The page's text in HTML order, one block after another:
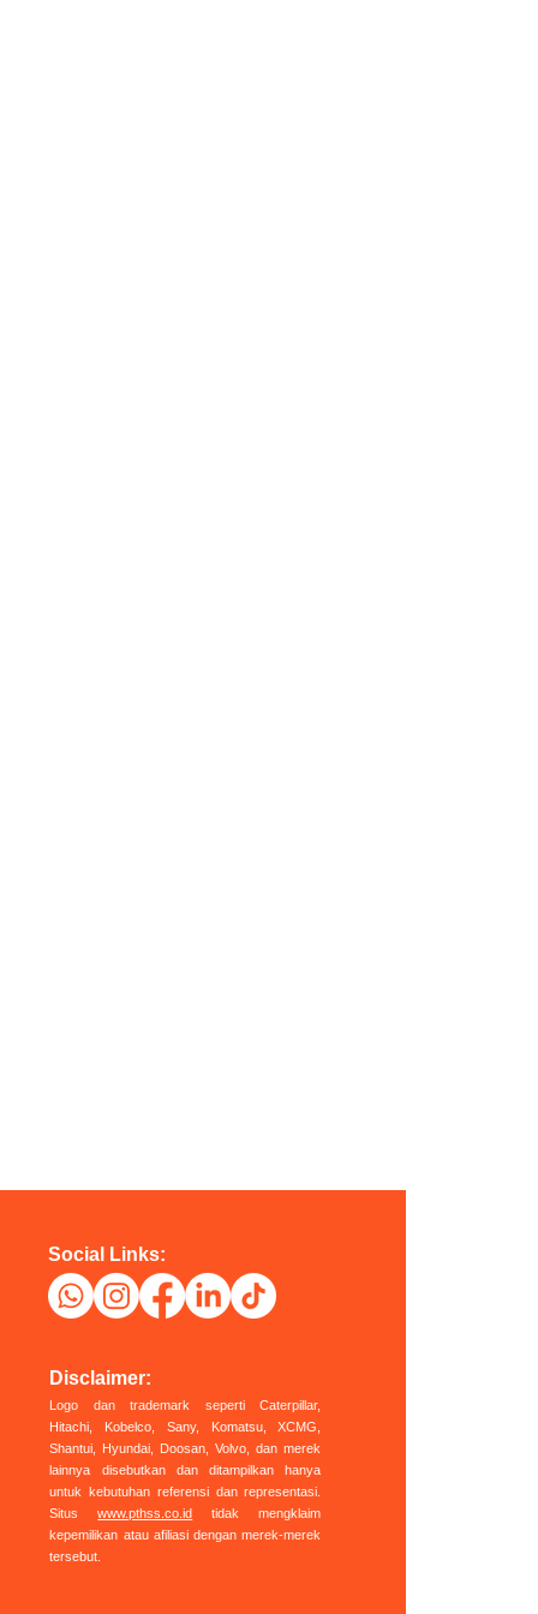
Social Links:
Disclaimer:
Logo dan trademark seperti Caterpillar,
Hitachi, Kobelco, Sany, Komatsu, XCMG,
Shantui, Hyundai, Doosan, Volvo, dan merek
lainnya disebutkan dan ditampilkan hanya
untuk kebutuhan referensi dan representasi.
Situswww.pthss.co.id tidak mengklaim
kepemilikan atau afiliasi dengan merek-merek
tersebut.